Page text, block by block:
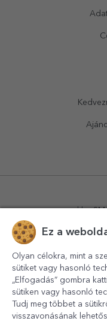
powered by
Ez a
Olyan célokra, mint a
sütiket vagy hasonló
„Elfogadás” gombra
sütiken vagy hasonló
Tudj meg többet a
visszavonásának